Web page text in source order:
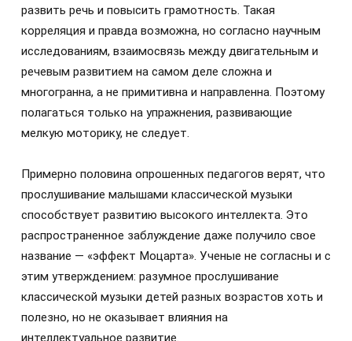
развить речь и повысить грамотность. Такая
корреляция и правда возможна, но согласно научным
исследованиям, взаимосвязь между двигательным и
речевым развитием на самом деле сложна и
многогранна, а не примитивна и направленна. Поэтому
полагаться только на упражнения, развивающие
мелкую моторику, не следует.
Примерно половина опрошенных педагогов верят, что
прослушивание малышами классической музыки
способствует развитию высокого интеллекта. Это
распространенное заблуждение даже получило свое
название — «эффект Моцарта». Ученые не согласны и с
этим утверждением: разумное прослушивание
классической музыки детей разных возрастов хоть и
полезно, но не оказывает влияния на
интеллектуальное развитие.